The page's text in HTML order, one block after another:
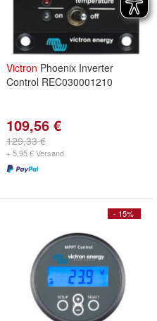
Victron Phoenix Inverter
Control REC030001210
109,56 €
129,33 €
+ 5,95 € Versand
- 15%